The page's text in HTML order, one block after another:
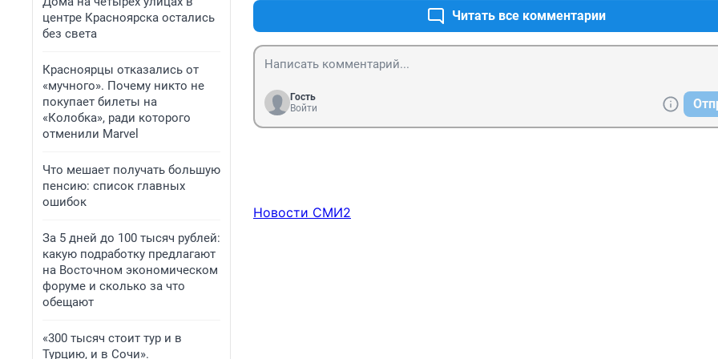
центре Красноярска остались
без света
Красноярцы отказались от
«мучного». Почему никто не
покупает билеты на
«Колобка», ради которого
отменили Marvel
Что мешает получать большую
пенсию: список главных
ошибок
За 5 дней до 100 тысяч рублей:
какую подработку предлагают
на Восточном экономическом
форуме и сколько за что
обещают
«300 тысяч стоит тур и в
Турцию, и в Сочи».
Читать все комментарии
Гость
Войти
Новости СМИ2